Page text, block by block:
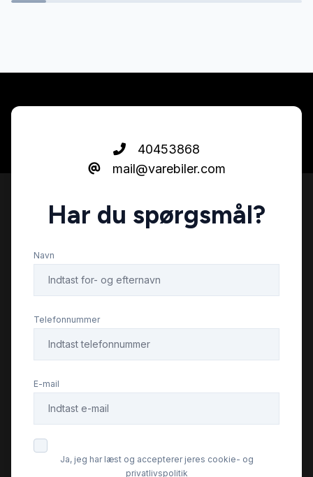
40453868
mail@varebiler.com
Har du spørgsmål?
Navn
Telefonnummer
E-mail
Ja, jeg har læst og accepterer jeres cookie- og
privatlivspolitik